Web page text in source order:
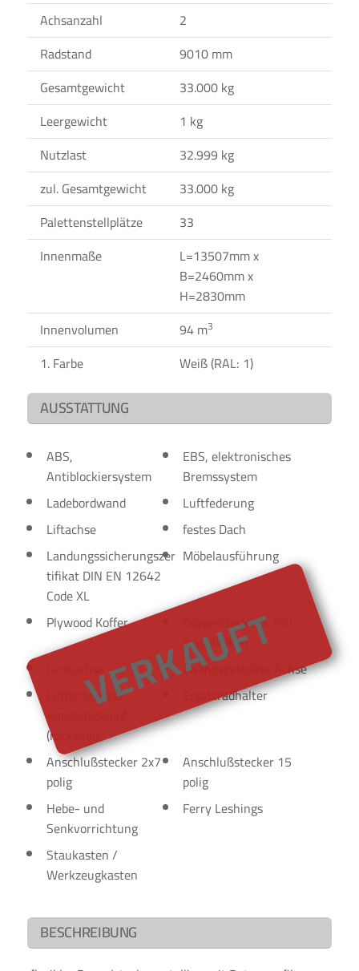
VERKAUFT
Achsanzahl
2
Radstand
9010 mm
Gesamtgewicht
33.000 kg
Leergewicht
1 kg
Nutzlast
32.999 kg
zul. Gesamtgewicht
33.000 kg
Palettenstellplätze
33
Innenmaße
L=13507mm x
B=2460mm x
H=2830mm
Innenvolumen
94 m3
1. Farbe Weiß (RAL: 1)
AUSSTATTUNG
ABS,
Antiblockiersystem
EBS, elektronisches
Bremssystem
Ladebordwand
Luftfederung
Liftachse
festes Dach
Landungssicherungszer
tifikat DIN EN 12642
Code XL
Möbelausführung
Plywood Koffer
Doppelstock kpl. incl.
Tragebalken
Lenkachse
zwangsgelenkte Achse
Luftanschluss
Kupplungskopf
(rot+gelb)
Ersatzradhalter
Anschlußstecker 2x7
polig
Anschlußstecker 15
polig
Hebe- und
Senkvorrichtung
Ferry Leshings
Staukasten /
Werkzeugkasten
BESCHREIBUNG